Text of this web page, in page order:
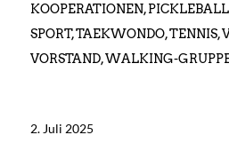
KOOPERATIONEN,PICKLEBALL
SPORT,TAEKWONDO,TENNIS,
VORSTAND,WALKING-
2. Juli 2025